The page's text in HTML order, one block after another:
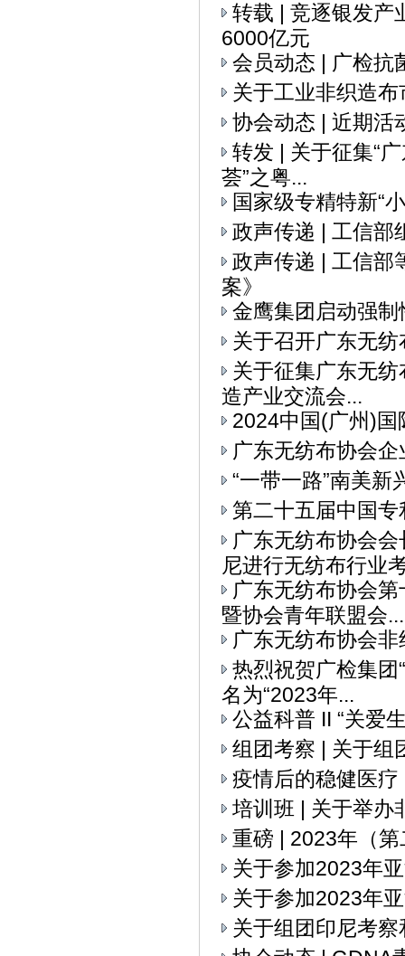
转载 | 竞逐银发产
6000亿元
会员动态 | 广检抗
关于工业非织造
协会动态 | 近期活
转发 | 关于征集“
荟”之粤...
国家级专精特新“
政声传递 | 工信部
政声传递 | 工信部
案》
金鹰集团启动强
关于召开广东无
关于征集广东无
造产业交流会...
2024中国(广州)
广东无纺布协会
“一带一路”南美
第二十五届中国
广东无纺布协会
尼进行无纺布行业
广东无纺布协会
暨协会青年联盟会...
广东无纺布协会
热烈祝贺广检集团
名为“2023年...
公益科普 II “关爱
组团考察 | 关于组
疫情后的稳健医
培训班 | 关于举办
重磅 | 2023年（
关于参加2023年
关于参加2023年
关于组团印尼考